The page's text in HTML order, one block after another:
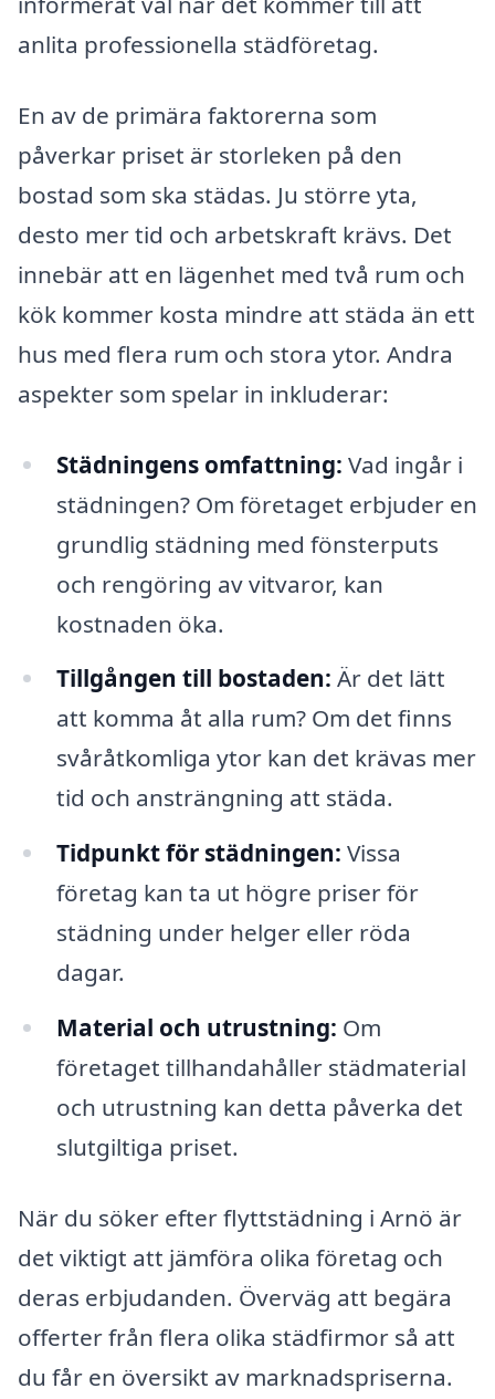
anlita professionella städföretag.
En av de primära faktorerna som
påverkar priset är storleken på den
bostad som ska städas. Ju större yta,
desto mer tid och arbetskraft krävs. Det
innebär att en lägenhet med två rum och
kök kommer kosta mindre att städa än ett
hus med flera rum och stora ytor. Andra
aspekter som spelar in inkluderar:
Städningens omfattning: Vad ingår i
städningen? Om företaget erbjuder en
grundlig städning med fönsterputs
och rengöring av vitvaror, kan
kostnaden öka.
Tillgången till bostaden: Är det lätt
att komma åt alla rum? Om det finns
svåråtkomliga ytor kan det krävas mer
tid och ansträngning att städa.
Tidpunkt för städningen: Vissa
företag kan ta ut högre priser för
städning under helger eller röda
dagar.
Material och utrustning: Om
företaget tillhandahåller städmaterial
och utrustning kan detta påverka det
slutgiltiga priset.
När du söker efter flyttstädning i Arnö är
det viktigt att jämföra olika företag och
deras erbjudanden. Överväg att begära
offerter från flera olika städfirmor så att
du får en översikt av marknadspriserna.